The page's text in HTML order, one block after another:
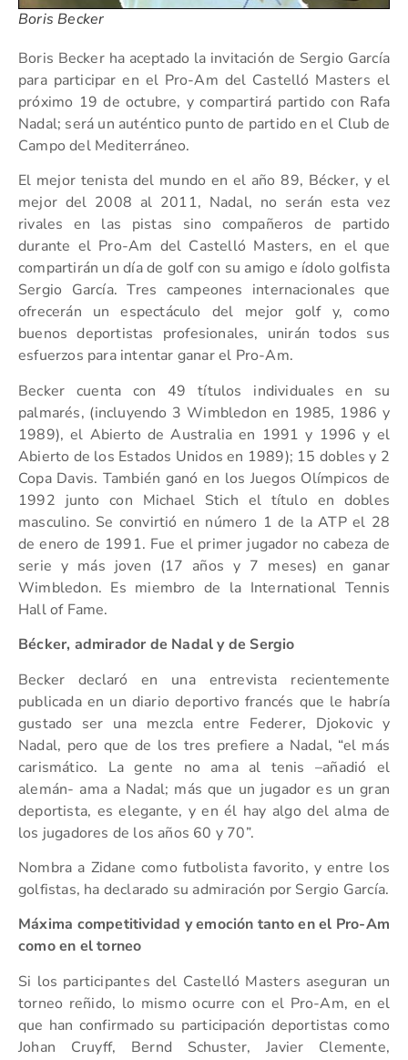
Boris Becker
Boris Becker ha aceptado la invitación de Sergio García
para participar en el Pro-Am del Castelló Masters el
próximo 19 de octubre, y compartirá partido con Rafa
Nadal; será un auténtico punto de partido en el Club de
Campo del Mediterráneo.
El mejor tenista del mundo en el año 89, Bécker, y el
mejor del 2008 al 2011, Nadal, no serán esta vez
rivales en las pistas sino compañeros de partido
durante el Pro-Am del Castelló Masters, en el que
compartirán un día de golf con su amigo e ídolo golfista
Sergio García. Tres campeones internacionales que
ofrecerán un espectáculo del mejor golf y, como
buenos deportistas profesionales, unirán todos sus
esfuerzos para intentar ganar el Pro-Am.
Becker cuenta con 49 títulos individuales en su
palmarés, (incluyendo 3 Wimbledon en 1985, 1986 y
1989), el Abierto de Australia en 1991 y 1996 y el
Abierto de los Estados Unidos en 1989); 15 dobles y 2
Copa Davis. También ganó en los Juegos Olímpicos de
1992 junto con Michael Stich el título en dobles
masculino. Se convirtió en número 1 de la ATP el 28
de enero de 1991. Fue el primer jugador no cabeza de
serie y más joven (17 años y 7 meses) en ganar
Wimbledon. Es miembro de la International Tennis
Hall of Fame.
Bécker, admirador de Nadal y de Sergio
Becker declaró en una entrevista recientemente
publicada en un diario deportivo francés que le habría
gustado ser una mezcla entre Federer, Djokovic y
Nadal, pero que de los tres prefiere a Nadal, “el más
carismático. La gente no ama al tenis –añadió el
alemán- ama a Nadal; más que un jugador es un gran
deportista, es elegante, y en él hay algo del alma de
los jugadores de los años 60 y 70”.
Nombra a Zidane como futbolista favorito, y entre los
golfistas, ha declarado su admiración por Sergio García.
Máxima competitividad y emoción tanto en el Pro-Am
como en el torneo
Si los participantes del Castelló Masters aseguran un
torneo reñido, lo mismo ocurre con el Pro-Am, en el
que han confirmado su participación deportistas como
Johan Cruyff, Bernd Schuster, Javier Clemente,